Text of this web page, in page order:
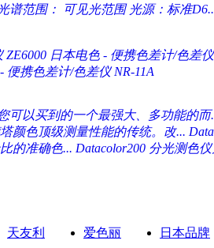
谱范围： 可见光范围 光源：标准
ZE6000 日本电色 - 便携色差计/色差
便携色差计/色差仪 NR-11A
可以买到的一个最强大、多功能的而
颜色顶级测量性能的传统。改...
的准确色... Datacolor200 分光测色
天友利 爱色丽 日本品牌